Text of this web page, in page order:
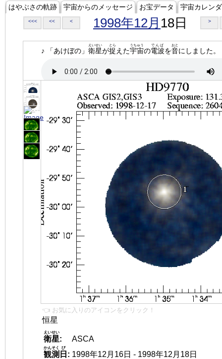
はやぶさの軌跡 宇宙からのメッセージ お宝データ 宇宙カレン
<<< << < 1998年12月 18日 >
♪ 「あけぼの」 衛星
えいせい
が捉
とら
えた宇宙
うちゅう
の電波
でんぱ
を音
おと
にしました。
👈 お気に入りのアイコンをクリック！
恒星
衛星
えいせい
:
ASCA
観測
かんそく
日
び
: 1998年12月16日 - 1998年12月18日